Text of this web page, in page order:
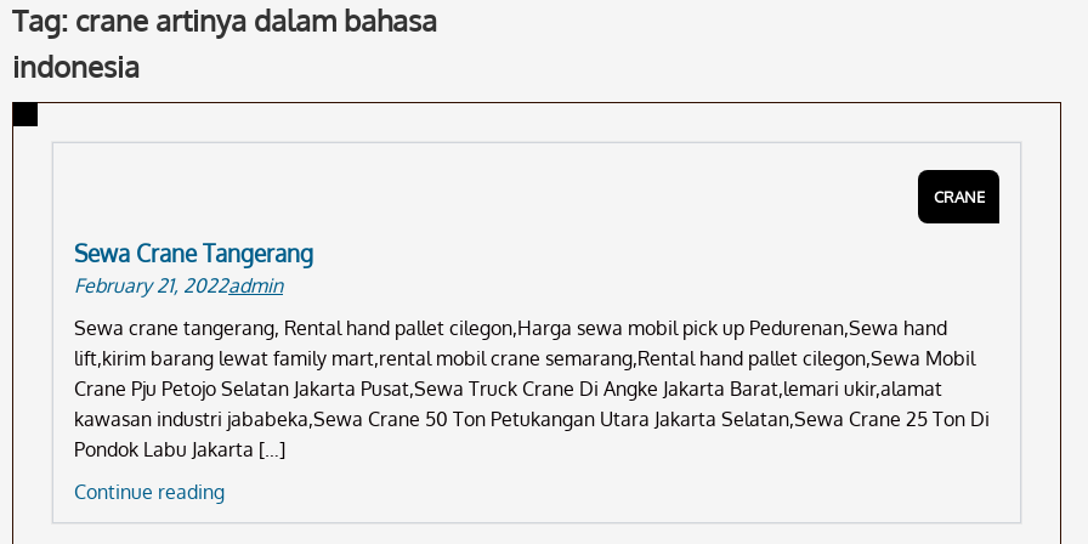
Tag: crane artinya dalam bahasa
indonesia
CRANE
Sewa Crane Tangerang
February 21, 2022admin
Sewa crane tangerang, Rental hand pallet cilegon,Harga sewa mobil pick up Pedurenan,Sewa hand
lift,kirim barang lewat family mart,rental mobil crane semarang,Rental hand pallet cilegon,Sewa Mobil
Crane Pju Petojo Selatan Jakarta Pusat,Sewa Truck Crane Di Angke Jakarta Barat,lemari ukir,alamat
kawasan industri jababeka,Sewa Crane 50 Ton Petukangan Utara Jakarta Selatan,Sewa Crane 25 Ton Di
Pondok Labu Jakarta […]
Continue readingSewa
Crane